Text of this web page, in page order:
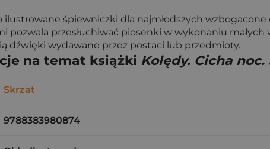
ilustrowane śpiewniczki dla najmłodszych wzbogacone
pozwala przesłuchiwać piosenki w wykonaniu małych
dźwięki wydawane przez postaci lub przedmioty.
na temat książki Kolędy. Cicha
Skrzat
9788383980874